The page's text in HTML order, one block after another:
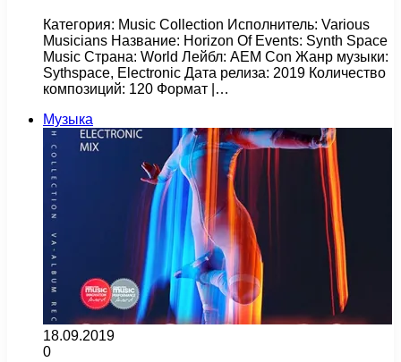
Категория: Music Collection Исполнитель: Various
Musicians Название: Horizon Of Events: Synth Space
Music Страна: World Лейбл: AEM Con Жанр музыки:
Sythspace, Electronic Дата релиза: 2019 Количество
композиций: 120 Формат |…
Музыка
18.09.2019
0